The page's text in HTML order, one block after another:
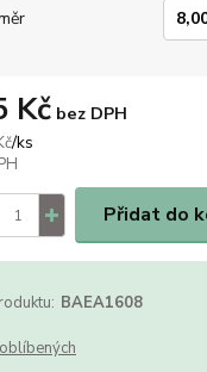
/ks
Kč bez DPH
Přidat do
BAEA1608